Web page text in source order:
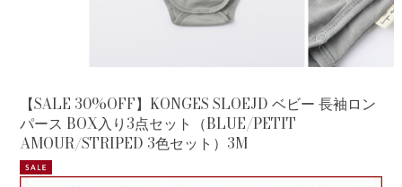
【SALE 30%OFF】KONGES SLOEJD ベビー 長袖ロン
パース BOX入り3点セット（BLUE/PETIT
AMOUR/STRIPED 3色セット）3M